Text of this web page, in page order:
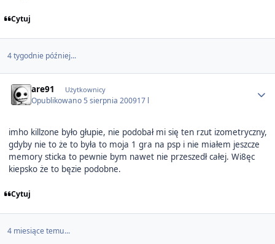
Cytuj
4 tygodnie później...
are91 Użytkownicy
Opublikowano 5 sierpnia 200917 l
imho killzone było głupie, nie podobał mi się ten rzut izometryczny,
gdyby nie to że to była to moja 1 gra na psp i nie miałem jeszcze
memory sticka to pewnie bym nawet nie przeszedł całej. Wi8ęc
kiepsko że to bęzie podobne.
Cytuj
4 miesiące temu...